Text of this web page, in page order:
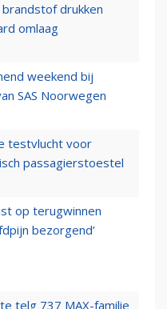
drukken
omlaag
weekend bij
SAS Noorwegen
testvlucht voor
passagierstoestel
op terugwinnen
bezorgend’
telg 737 MAX-familie